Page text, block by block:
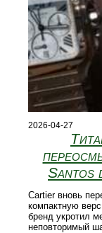
2026-04-27
Santos
Cartier вновь
компактную
бренд укротил
неповторимый